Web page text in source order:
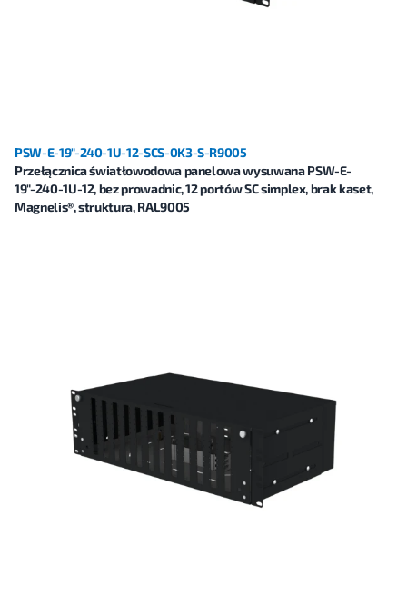
PSW-E-19"-240-1U-12-SCS-0K3-S-R9005
Przełącznica światłowodowa panelowa wysuwana PSW-E-
19"-240-1U-12, bez prowadnic, 12 portów SC simplex, brak kaset,
Magnelis®, struktura, RAL9005